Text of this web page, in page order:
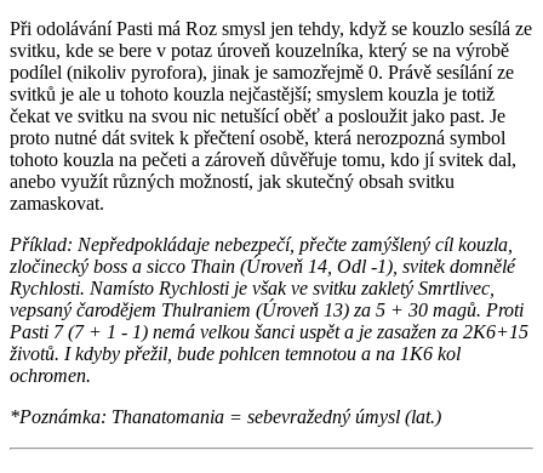
Při odolávání Pasti má Roz smysl jen tehdy, když se kouzlo sesílá ze
svitku, kde se bere v potaz úroveň kouzelníka, který se na výrobě
podílel (nikoliv pyrofora), jinak je samozřejmě 0. Právě sesílání ze
svitků je ale u tohoto kouzla nejčastější; smyslem kouzla je totiž
čekat ve svitku na svou nic netušící oběť a posloužit jako past. Je
proto nutné dát svitek k přečtení osobě, která nerozpozná symbol
tohoto kouzla na pečeti a zároveň důvěřuje tomu, kdo jí svitek dal,
anebo využít různých možností, jak skutečný obsah svitku
zamaskovat.
Příklad: Nepředpokládaje nebezpečí, přečte zamýšlený cíl kouzla,
zločinecký boss a sicco Thain (Úroveň 14, Odl -1), svitek domnělé
Rychlosti. Namísto Rychlosti je však ve svitku zakletý Smrtlivec,
vepsaný čarodějem Thulraniem (Úroveň 13) za 5 + 30 magů. Proti
Pasti 7 (7 + 1 - 1) nemá velkou šanci uspět a je zasažen za 2K6+15
životů. I kdyby přežil, bude pohlcen temnotou a na 1K6 kol
ochromen.
*Poznámka: Thanatomania = sebevražedný úmysl (lat.)